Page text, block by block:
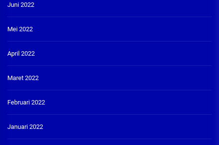
Juni 2022
Mei 2022
April 2022
Maret 2022
Februari 2022
Januari 2022